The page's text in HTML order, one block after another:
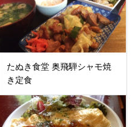
たぬき食堂 奥飛騨シャモ焼
き定食